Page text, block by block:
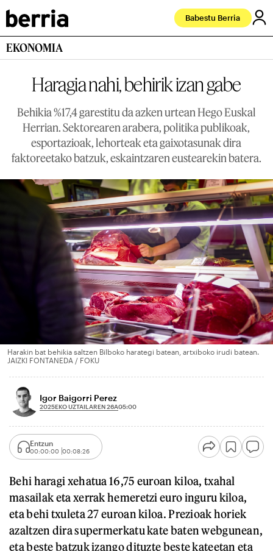
Babestu Berria
EKONOMIA
Haragia nahi, behirik izan gabe
Behikia %17,4 garestitu da azken urtean Hego Euskal
Herrian. Sektorearen arabera, politika publikoak,
esportazioak, lehorteak eta gaixotasunak dira
faktoreetako batzuk, eskaintzaren eustearekin batera.
Harakin bat behikia saltzen Bilboko harategi batean, artxiboko irudi batean.
JAIZKI FONTANEDA / FOKU
Igor Baigorri Perez
2025EKO UZTAILAREN 26A05:00
Entzun
00:00:00 00:08:26
Behi haragi xehatua 16,75 euroan kiloa, txahal
masailak eta xerrak hemeretzi euro inguru kiloa,
eta behi txuleta 27 euroan kiloa. Prezioak horiek
azaltzen dira supermerkatu kate baten webgunean,
eta beste batzuk izango dituzte beste kateetan eta